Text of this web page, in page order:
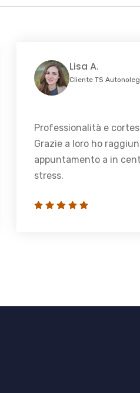
Lisa A.
Cliente TS
Professionalità e
Grazie a loro ho
appuntamento a in
stress.